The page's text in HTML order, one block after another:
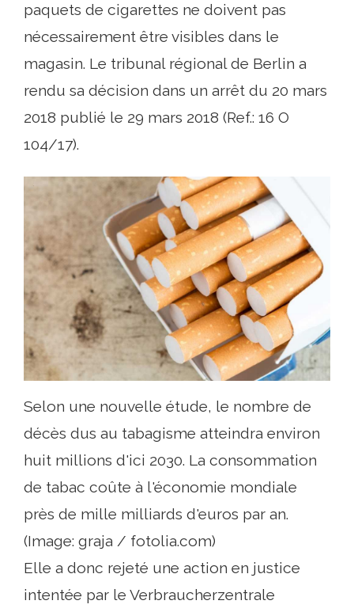
paquets de cigarettes ne doivent pas
nécessairement être visibles dans le
magasin. Le tribunal régional de Berlin a
rendu sa décision dans un arrêt du 20 mars
2018 publié le 29 mars 2018 (Ref.: 16 O
104/17).
Selon une nouvelle étude, le nombre de
décès dus au tabagisme atteindra environ
huit millions d'ici 2030. La consommation
de tabac coûte à l'économie mondiale
près de mille milliards d'euros par an.
(Image: graja / fotolia.com)
Elle a donc rejeté une action en justice
intentée par le Verbraucherzentrale